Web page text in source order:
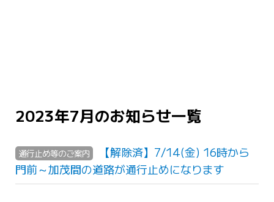
2023年7月のお知らせ一覧
通行止め等のご案内
【解除済】7/14(金) 16時から
門前～加茂間の道路が通行止めになります